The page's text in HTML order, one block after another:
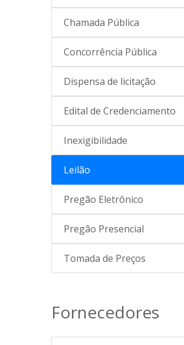
Chamada Pública
Concorrência Pública
Dispensa de licitação
Edital de Credenciamento
Inexigibilidade
Leilão
Pregão Eletrônico
Pregão Presencial
Tomada de Preços
Fornecedores